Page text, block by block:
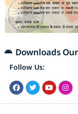
Downloads
Follow Us: